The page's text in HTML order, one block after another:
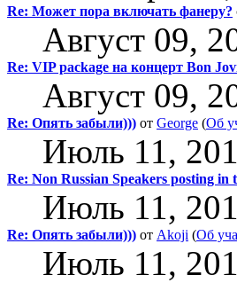
Re: Может пора включать фанеру?
Август 09,
Re: VIP package на концерт Bon
Август 09,
Re: Опять забыли))) от George (Об
Июль 11,
Re: Non Russian Speakers posting in
Июль 11,
Re: Опять забыли))) от Akoji (Об
Июль 11,